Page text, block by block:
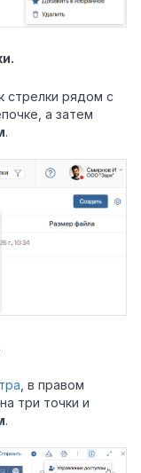
стрелки рядом с
а затем
.
, в правом
три точки и
.